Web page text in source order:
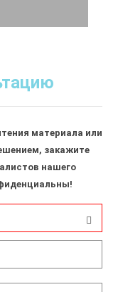
материала или
закажите
нашего